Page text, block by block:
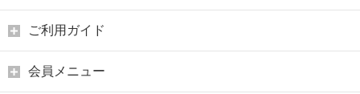
ご利用ガイド
会員メニュー